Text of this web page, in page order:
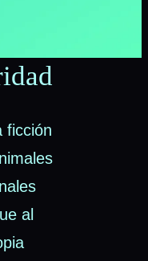
ficción
al